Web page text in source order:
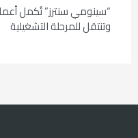
“سينومي سنترز” تُكمل
وتنتقل للمرحلة التشغيلية